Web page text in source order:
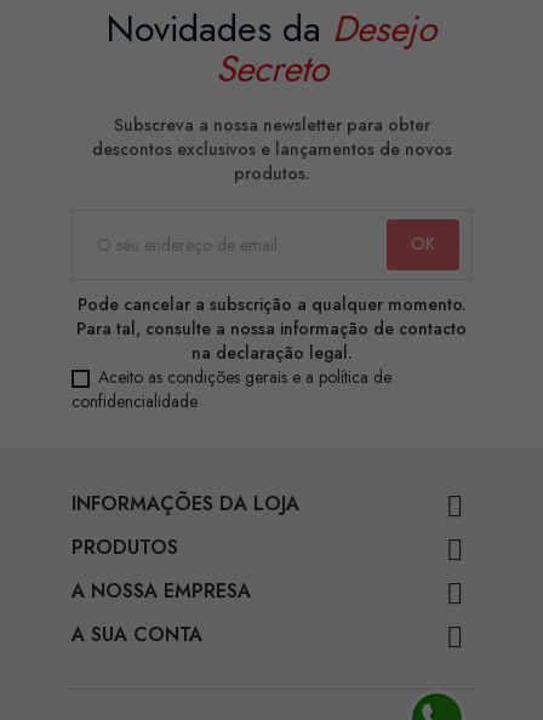
Novidades da Desejo
Secreto
Subscreva a nossa newsletter para obter
descontos exclusivos e lançamentos de novos
produtos.
Pode cancelar a subscrição a qualquer momento.
Para tal, consulte a nossa informação de contacto
na declaração legal.
Aceito as condições gerais e a política de
confidencialidade
INFORMAÇÕES DA LOJA 
PRODUTOS 
A NOSSA EMPRESA 
A SUA CONTA 